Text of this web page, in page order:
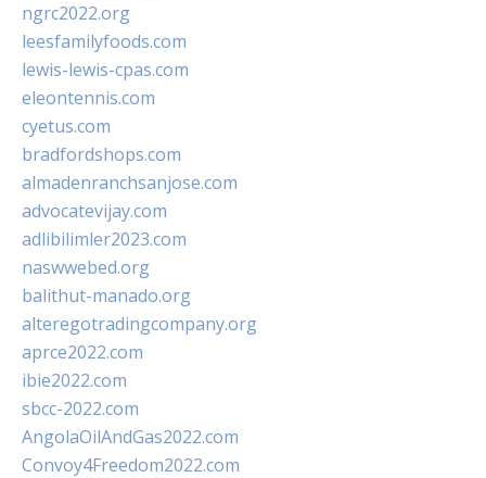
ngrc2022.org
leesfamilyfoods.com
lewis-lewis-cpas.com
eleontennis.com
cyetus.com
bradfordshops.com
almadenranchsanjose.com
advocatevijay.com
adlibilimler2023.com
naswwebed.org
balithut-manado.org
alteregotradingcompany.org
aprce2022.com
ibie2022.com
sbcc-2022.com
AngolaOilAndGas2022.com
Convoy4Freedom2022.com